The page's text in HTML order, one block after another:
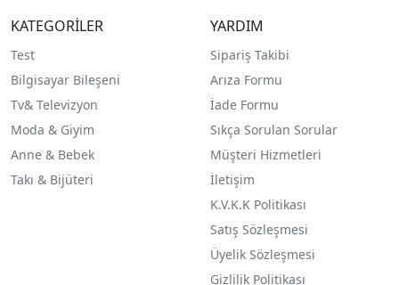
KATEGORİLER
Test
Bilgisayar Bileşeni
Tv& Televizyon
Moda & Giyim
Anne & Bebek
Takı & Bijüteri
YARDIM
Sipariş Takibi
Arıza Formu
İade Formu
Sıkça Sorulan Sorular
Müşteri Hizmetleri
İletişim
K.V.K.K Politikası
Satış Sözleşmesi
Üyelik Sözleşmesi
Gizlilik Politikası